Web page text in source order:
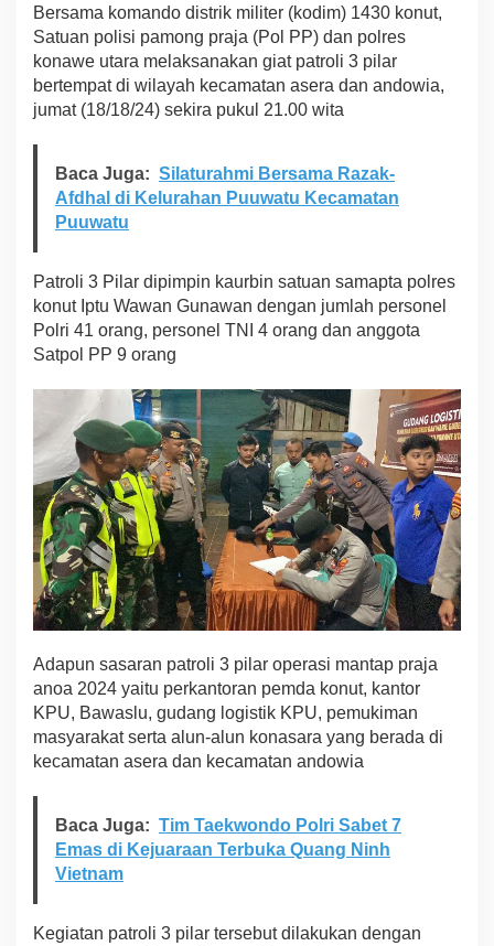
P
G
e
l
r
t
r
o
3
P
i
l
a
Bersama komando distrik militer (kodim) 1430 konut,
Satuan polisi pamong praja (Pol PP) dan polres
konawe utara melaksanakan giat patroli 3 pilar
bertempat di wilayah kecamatan asera dan andowia,
jumat (18/18/24) sekira pukul 21.00 wita
Baca Juga: Silaturahmi Bersama Razak-
Afdhal di Kelurahan Puuwatu Kecamatan
Puuwatu
Patroli 3 Pilar dipimpin kaurbin satuan samapta polres
konut Iptu Wawan Gunawan dengan jumlah personel
Polri 41 orang, personel TNI 4 orang dan anggota
Satpol PP 9 orang
Adapun sasaran patroli 3 pilar operasi mantap praja
anoa 2024 yaitu perkantoran pemda konut, kantor
KPU, Bawaslu, gudang logistik KPU, pemukiman
masyarakat serta alun-alun konasara yang berada di
kecamatan asera dan kecamatan andowia
Baca Juga: Tim Taekwondo Polri Sabet 7
Emas di Kejuaraan Terbuka Quang Ninh
Vietnam
Kegiatan patroli 3 pilar tersebut dilakukan dengan